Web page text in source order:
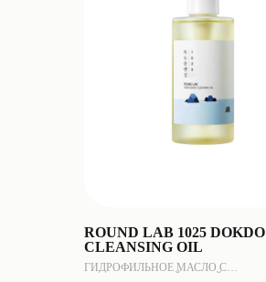
ROUND LAB 1025 DOKDO
CLEANSING OIL
ГИДРОФИЛЬНОЕ МАСЛО С